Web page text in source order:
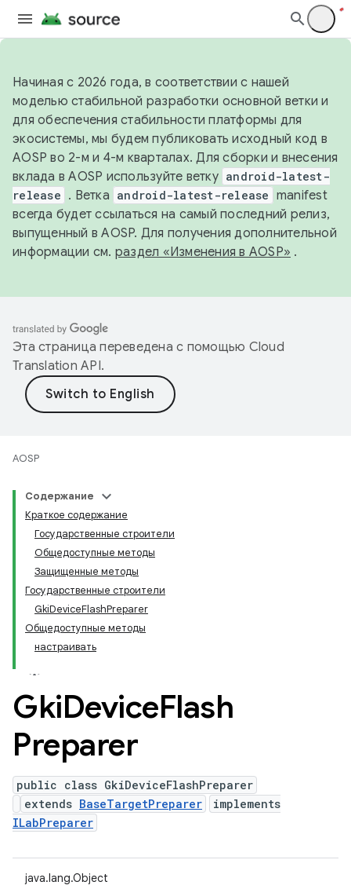
Начиная с 2026 года, в соответствии с нашей
моделью стабильной разработки основной ветки и
для обеспечения стабильности платформы для
экосистемы, мы будем публиковать исходный код в
AOSP во 2-м и 4-м кварталах. Для сборки и внесения
вклада в AOSP используйте ветку android-latest-
release . Ветка android-latest-release manifest
всегда будет ссылаться на самый последний релиз,
выпущенный в AOSP. Для получения дополнительной
информации см. раздел «Изменения в AOSP» .
Эта страница переведена с помощью Cloud
Translation API.
AOSP
Содержание
Краткое содержание
Государственные строители
Общедоступные методы
Защищенные методы
Государственные строители
GkiDeviceFlashPreparer
Общедоступные методы
настраивать
GkiDeviceFlash
Preparer
public class GkiDeviceFlashPreparer
extends BaseTargetPreparer
implements
ILabPreparer
java.lang.Object